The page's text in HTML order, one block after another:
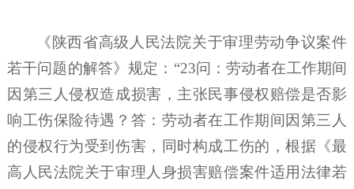
《陕西省高级人民法院关于审理劳动争议案件
若干问题的解答》规定： “23问：劳动者在工作期间
因第三人侵权造成损害，主张民事侵权赔偿是否影
响工伤保险待遇？答：劳动者在工作期间因第三人
的侵权行为受到伤害，同时构成工伤的，根据《最
高人民法院关于审理人身损害赔偿案件适用法律若